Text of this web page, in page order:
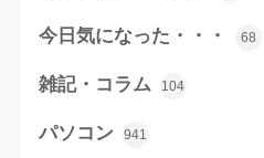
今日気になった・・・ 68
雑記・コラム 104
パソコン 941